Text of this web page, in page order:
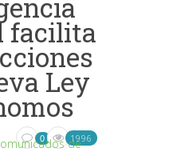
facilita
Ley
de
0 1996